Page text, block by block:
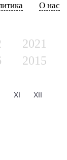
О нас
2021
2015
XI XII